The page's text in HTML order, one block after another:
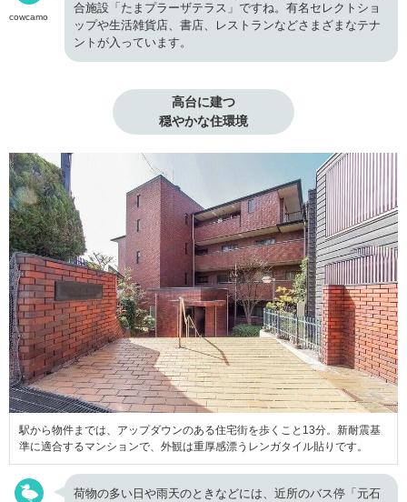
cowcamo
合施設「たまプラーザテラス」ですね。有名セレクトショ
ップや生活雑貨店、書店、レストランなどさまざまなテナ
ントが入っています。
高台に建つ
穏やかな住環境
駅から物件までは、アップダウンのある住宅街を歩くこと13分。新耐震基
準に適合するマンションで、外観は重厚感漂うレンガタイル貼りです。
荷物の多い日や雨天のときなどには、近所のバス停「元石